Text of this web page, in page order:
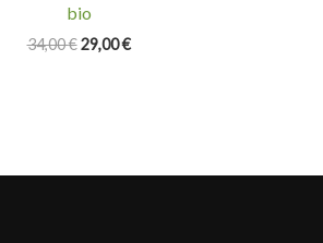
bio
34,00€ 29,00€